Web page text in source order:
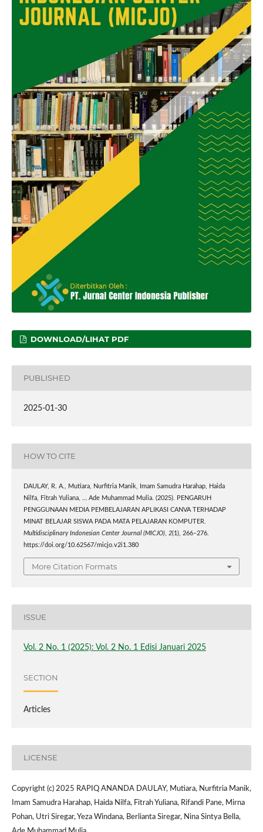
DOWNLOAD/LIHAT PDF
PUBLISHED
2025-01-30
HOW TO CITE
DAULAY, R. A., Mutiara, Nurfitria Manik, Imam Samudra Harahap, Haida
Nilfa, Fitrah Yuliana, … Ade Muhammad Mulia. (2025). PENGARUH
PENGGUNAAN MEDIA PEMBELAJARAN APLIKASI CANVA TERHADAP
MINAT BELAJAR SISWA PADA MATA PELAJARAN KOMPUTER.
Multidisciplinary Indonesian Center Journal (MICJO), 2(1), 266–276.
https://doi.org/10.62567/micjo.v2i1.380
More Citation Formats
ISSUE
Vol. 2 No. 1 (2025): Vol. 2 No. 1 Edisi Januari 2025
SECTION
Articles
LICENSE
Copyright (c) 2025 RAPIQ ANANDA DAULAY, Mutiara, Nurfitria Manik,
Imam Samudra Harahap, Haida Nilfa, Fitrah Yuliana, Rifandi Pane, Mirna
Pohan, Utri Siregar, Yeza Windana, Berlianta Siregar, Nina Sintya Bella,